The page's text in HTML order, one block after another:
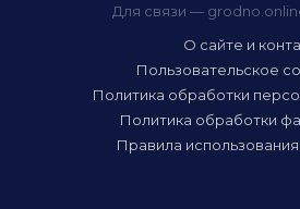
Для связи —
О сайте и
Пользовательское
Политика обработки
Политика обработки
Правила